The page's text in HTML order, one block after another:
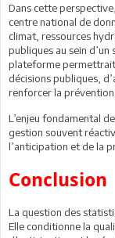
Dans cette
centre national de
climat, ressources
publiques au sein
plateforme permettrait
décisions publiques,
renforcer la prévention
L’enjeu fondamental
gestion souvent
l’anticipation et de la
Conclusion
La question des
Elle conditionne la